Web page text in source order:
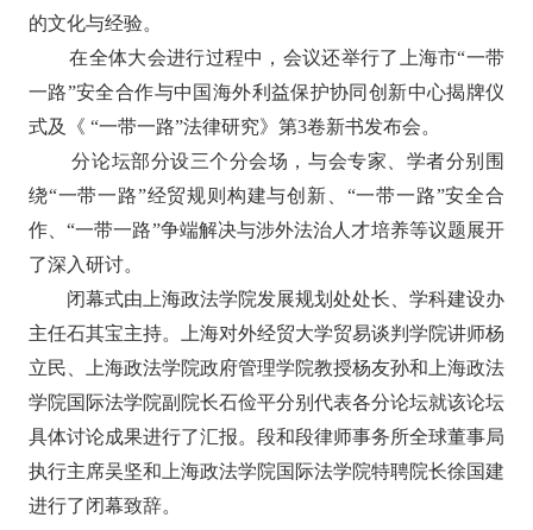
的文化与经验。
在全体大会进行过程中 ， 会议还举行了上海市“一带
一路”安全合作与中国海外利益保护协同创新中心揭牌仪
式及《 “一带一路”法律研究》第3卷新书发布会。
分论坛部分设三个分会场，与会专家、学者分别围
绕“一带一路”经贸规则构建与创新、“一带一路”安全合
作、“一带一路”争端解决与涉外法治人才培养等议题展开
了深入研讨。
闭幕式由上海政法学院发展规划处处长、学科建设办
主任石其宝主持。
上海对外经贸大学贸易谈判学院讲师杨
立民、上海政法学院政府管理学院教授杨友孙和上海政法
学院国际法学院副院长石俭平分别代表各分论坛就该论坛
具体讨论成果进行了汇报。段和段律师事务所全球董事局
执行主席吴坚和 上海政法学院国际法学院特聘院长徐国建
进行了闭幕致辞。